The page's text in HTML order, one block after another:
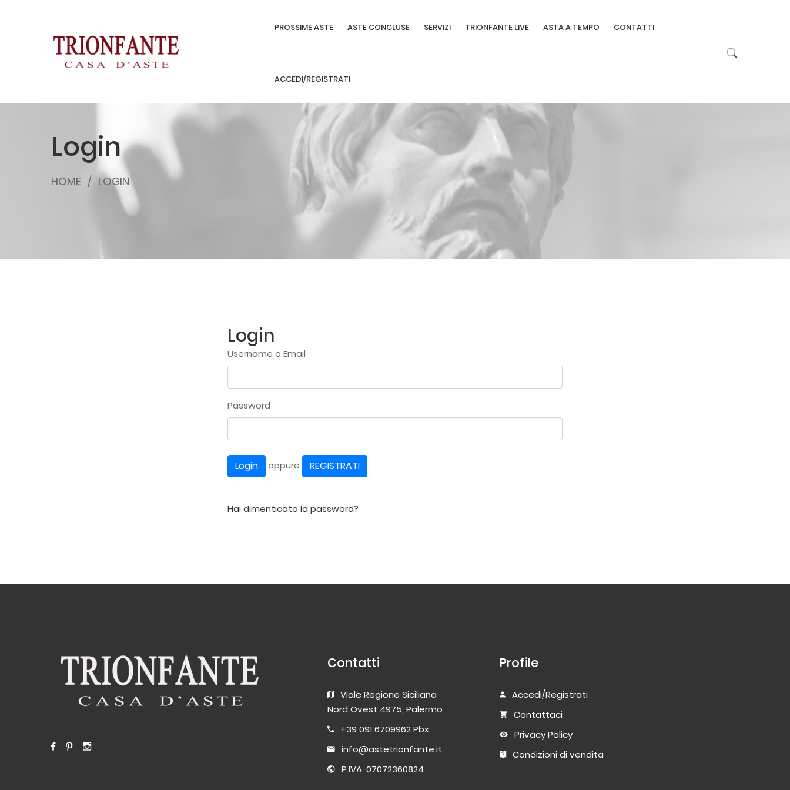
PROSSIME ASTE ASTE CONCLUSE SERVIZI TRIONFANTE LIVE ASTA A TEMPO CONTATTI
ACCEDI/REGISTRATI
Login
HOME LOGIN
Login
Username o Email
Password
Login oppure REGISTRATI
Hai dimenticato la password?
Contatti
Viale Regione Siciliana
Nord Ovest 4975, Palermo
+39 091 6709962 Pbx
info@astetrionfante.it
P.IVA: 07072360824
Profile
Accedi/Registrati
Contattaci
Privacy Policy
Condizioni di vendita